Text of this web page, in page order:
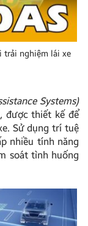
trải nghiệm lái xe
Systems)
được thiết kế để
Sử dụng trí tuệ
nhiều tính năng
soát tình huống